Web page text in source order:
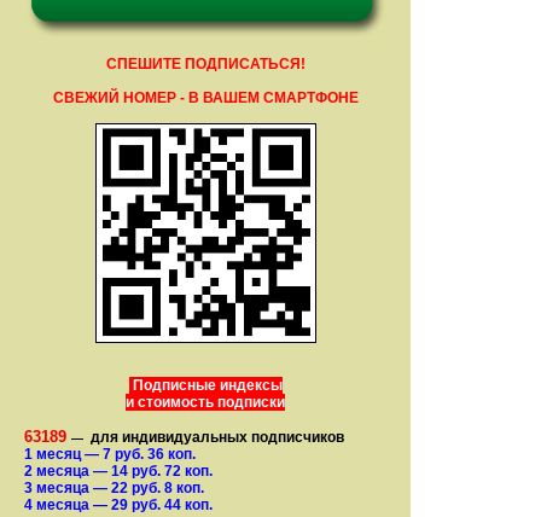
СПЕШИТЕ ПОДПИСАТЬСЯ!
СВЕЖИЙ НОМЕР - В ВАШЕМ СМАРТФОНЕ
Подписные индексы
и стоимость подписки
63189 — для индивидуальных подписчиков
1 месяц— 7 руб. 36 коп.
2 месяца — 14 руб. 72 коп.
3 месяца — 22 руб. 8 коп.
4 месяца — 29 руб. 44 коп.